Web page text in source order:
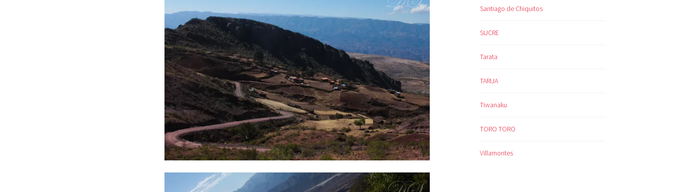
Santiago de Chiquitos
SUCRE
Tarata
TARIJA
Tiwanaku
TORO TORO
Villamontes